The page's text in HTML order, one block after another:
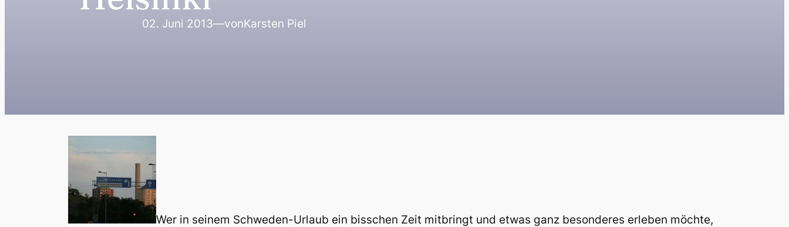
02. Juni 2013—vonKarsten Piel
Wer in seinem Schweden-Urlaub ein bisschen Zeit mitbringt und etwas ganz besonderes erleben möchte,